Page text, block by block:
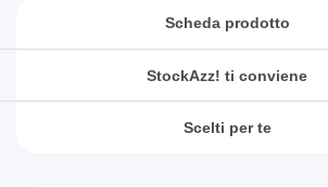
Scheda prodotto
StockAzz! ti conviene
Scelti per te